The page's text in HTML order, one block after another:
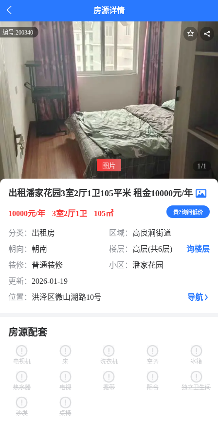
 房源详情
1/1
图片
编号:200340
出租潘家花园3室2厅1卫105平米 租金10000元/年
10000元/年 3室2厅1卫 105㎡ 贵?询问低价
分类： 出租房 区域： 高良涧街道
朝向： 朝南 楼层： 高层(共6层)
询楼层
装修： 普通装修 小区： 潘家花园
更新： 2026-01-19
位置： 洪泽区微山湖路10号 导航
房源配套
电视机 床 洗衣机 空调 冰箱
热水器 电视 宽带 阳台 独立卫生间
沙发 桌椅